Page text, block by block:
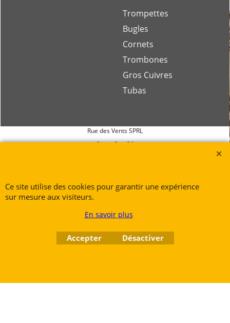
Trompettes
Bugles
Cornets
Trombones
Gros Cuivres
Tubas
Rue des Vents SPRL
Petite Rue 56
@.contact@ruedesvents.com
Au capital de 10000€ - N°BE1007294916
avec le logiciel
eCommerce ShopFactory
Ce site utilise des cookies pour garantir une expérience
sur mesure aux visiteurs.
En savoir plus
Accepter Désactiver